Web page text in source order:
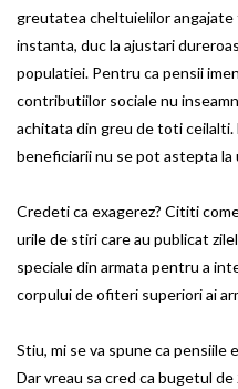
greutatea cheltuielilor angajate
instanta, duc la ajustari
populatiei. Pentru ca pensii
contributiilor sociale nu
achitata din greu de toti
beneficiarii nu se pot astepta
Credeti ca exagerez? Cititi
urile de stiri care au publicat
speciale din armata pentru a
corpului de ofiteri superiori ai
Stiu, mi se va spune ca
Dar vreau sa cred ca bugetul